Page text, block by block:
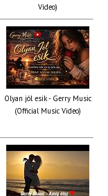
Video)
Olyan jól esik - Gerry Music
(Official Music Video)